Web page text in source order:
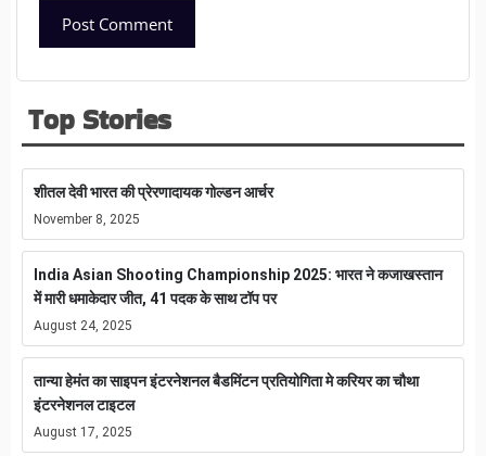
Top Stories
शीतल देवी भारत की प्रेरणादायक गोल्डन आर्चर
November 8, 2025
India Asian Shooting Championship 2025: भारत ने कजाखस्तान
में मारी धमाकेदार जीत, 41 पदक के साथ टॉप पर
August 24, 2025
तान्या हेमंत का साइपन इंटरनेशनल बैडमिंटन प्रतियोगिता मे करियर का चौथा
इंटरनेशनल टाइटल
August 17, 2025